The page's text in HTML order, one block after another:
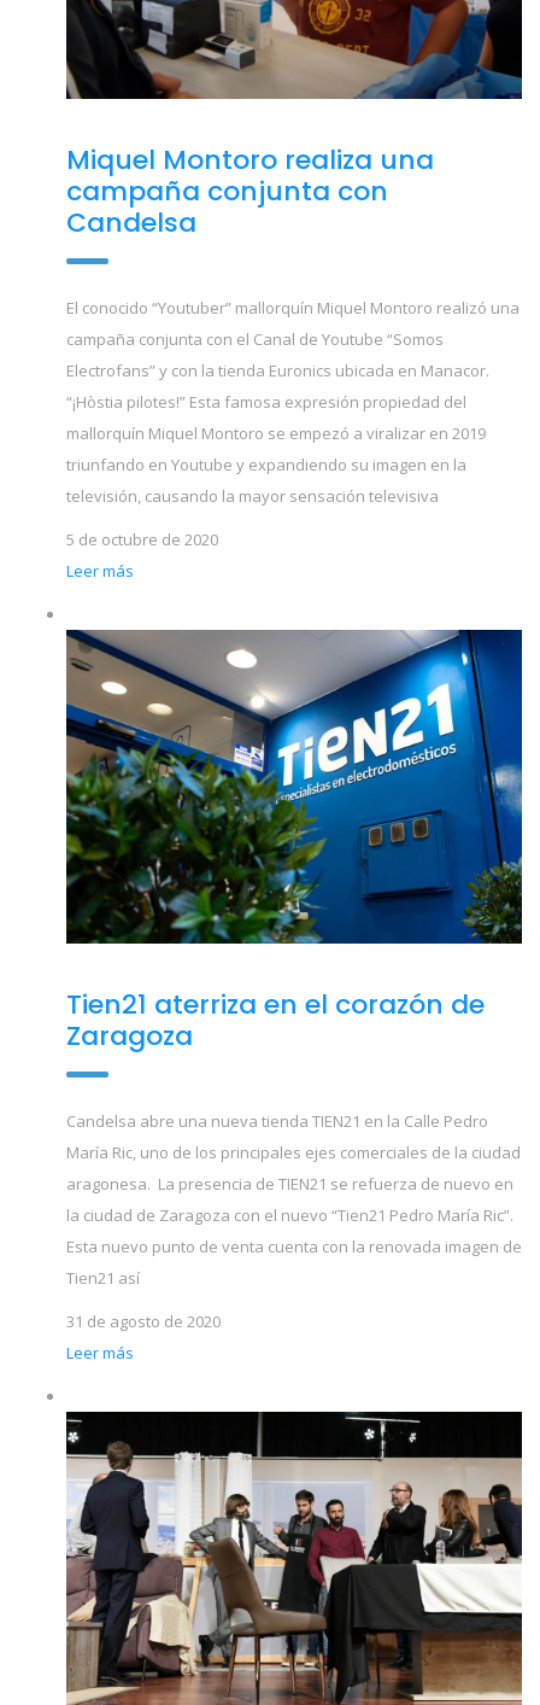
Miquel Montoro realiza una
campaña conjunta con
Candelsa
El conocido “Youtuber” mallorquín Miquel Montoro realizó una
campaña conjunta con el Canal de Youtube “Somos
Electrofans” y con la tienda Euronics ubicada en Manacor.
“¡Hòstia pilotes!” Esta famosa expresión propiedad del
mallorquín Miquel Montoro se empezó a viralizar en 2019
triunfando en Youtube y expandiendo su imagen en la
televisión, causando la mayor sensación televisiva
5 de octubre de 2020
Leer más
Tien21 aterriza en el corazón de
Zaragoza
Candelsa abre una nueva tienda TIEN21 en la Calle Pedro
María Ric, uno de los principales ejes comerciales de la ciudad
aragonesa. La presencia de TIEN21 se refuerza de nuevo en
la ciudad de Zaragoza con el nuevo “Tien21 Pedro María Ric”.
Esta nuevo punto de venta cuenta con la renovada imagen de
Tien21 así
31 de agosto de 2020
Leer más